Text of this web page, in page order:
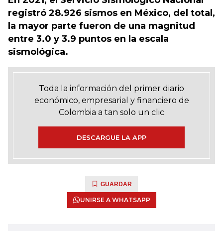
registró 28.926 sismos en México, del total,
la mayor parte fueron de una magnitud
entre 3.0 y 3.9 puntos en la escala
sismológica.
Toda la información del primer diario
económico, empresarial y financiero de
Colombia a tan solo un clic
DESCARGUE LA APP
GUARDAR
UNIRSE A WHATSAPP